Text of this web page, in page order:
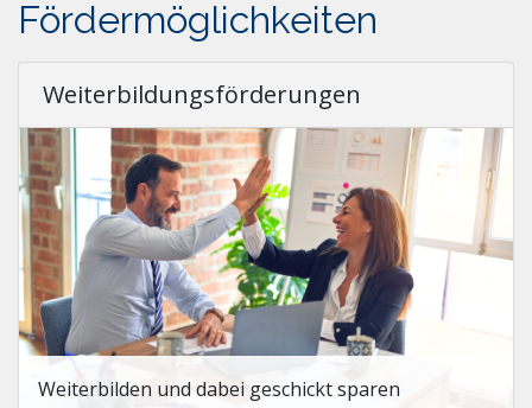
Fördermöglichkeiten
Weiterbildungsförderungen
Weiterbilden und dabei geschickt sparen